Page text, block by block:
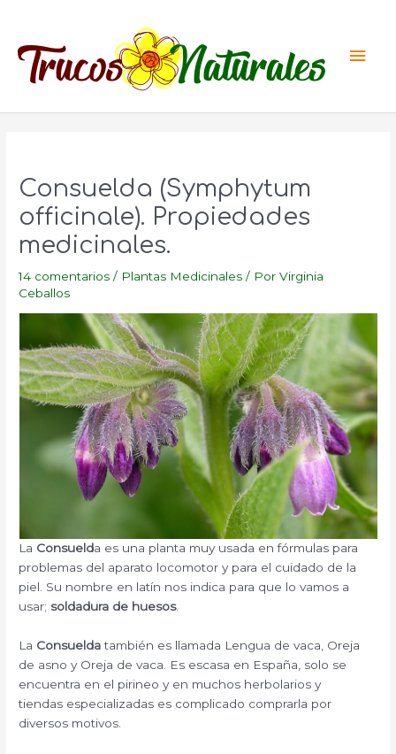
contenido
Consuelda (Symphytum
officinale). Propiedades
medicinales.
14 comentarios / Plantas Medicinales / PorVirginia
Ceballos
La Consuelda es una planta muy usada en fórmulas para
problemas del aparato locomotor y para el cuidado de la
piel. Su nombre en latín nos indica para que lo vamos a
usar; soldadura de huesos.
La Consueldatambién es llamada Lengua de vaca, Oreja
de asno y Oreja de vaca. Es escasa en España, solo se
encuentra en el pirineo y en muchos herbolarios y
tiendas especializadas es complicado comprarla por
diversos motivos.